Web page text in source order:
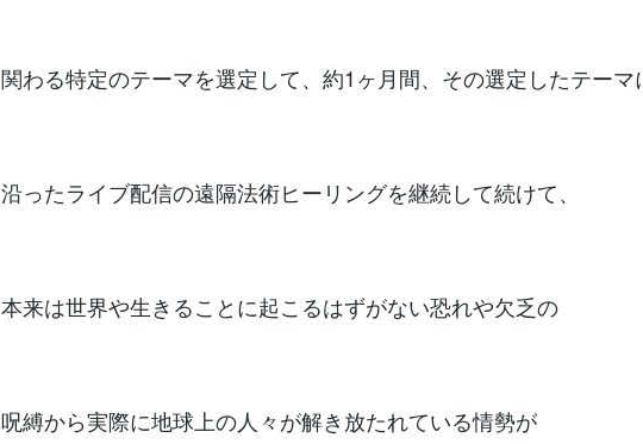
関わる特定のテーマを選定して、約1ヶ月間、その選定したテーマ
沿ったライブ配信の遠隔法術ヒーリングを継続して続けて、
本来は世界や生きることに起こるはずがない恐れや欠乏の
呪縛から実際に地球上の人々が解き放たれている情勢が